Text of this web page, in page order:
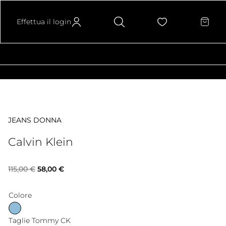
Effettua il login
JEANS DONNA
Calvin Klein
115,00€ Il
58,00€Il
Colore
Taglie Tommy CK